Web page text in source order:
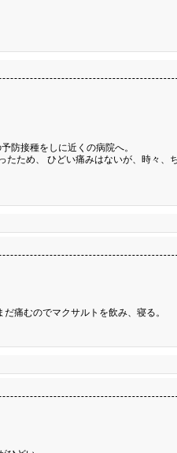
防接種をしに近くの病院へ。
ため、 ひどい痛みはないが、時々、
痛むのでマクサルトを飲み、寝る。